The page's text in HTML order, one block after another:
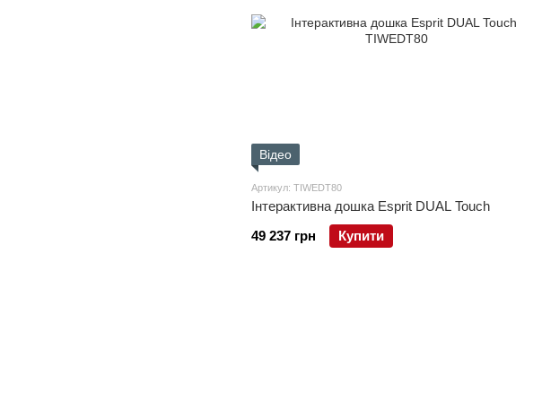
Відео
Артикул: TIWEDT80
Інтерактивна дошка Esprit DUAL Touch
49 237 грн
Купити